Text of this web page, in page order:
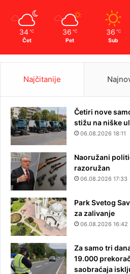
34 ℃
Čet
36 ℃
Pet
36 ℃
Sub
Najčitanije
Četiri nove
stižu na niške
06.08.2026 18:11
Naoružani
razoružan
06.08.2026 17:33
Park Svetog
za zalivanje
06.08.2026 16:42
Za samo tri
19.000
saobraćaja